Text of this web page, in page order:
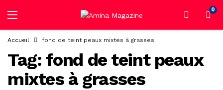
0
Accueil fond de teint peaux mixtes à grasses
Tag: fond de teint peaux
mixtes à grasses